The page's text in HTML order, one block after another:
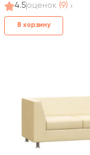
4.5 оценок (9)
В корзину